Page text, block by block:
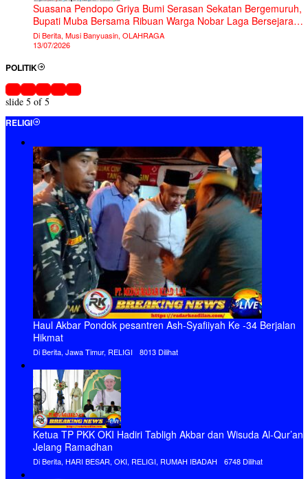
Suasana Pendopo Griya Bumi Serasan Sekatan Bergemuruh,
Bupati Muba Bersama Ribuan Warga Nobar Laga Bersejarah
Piala Dunia 2026
Di Berita, Musi Banyuasin, OLAHRAGA
13/07/2026
POLITIK
slide 5 of 5
RELIGI
Haul Akbar Pondok pesantren Ash-Syafiiyah Ke -34 Berjalan
Hikmat
Di Berita, Jawa Timur, RELIGI 8013 Dilihat
Ketua TP PKK OKI Hadiri Tabligh Akbar dan Wisuda Al-Qur’an
Jelang Ramadhan
Di Berita, HARI BESAR, OKI, RELIGI, RUMAH IBADAH 6748 Dilihat